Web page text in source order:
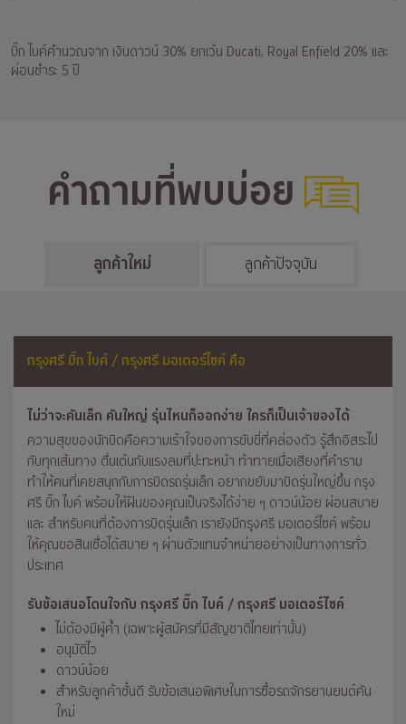
บิ๊ก ไบค์คำนวณจาก เงินดาวน์ 30% ยกเว้น Ducati, Royal Enfield 20% และ
ผ่อนชำระ 5 ปี
คำถามที่พบบ่อย
ลูกค้าใหม่ ลูกค้าปัจจุบัน
กรุงศรี บิ๊ก ไบค์ / กรุงศรี มอเตอร์ไซค์ คือ
ไม่ว่าจะคันเล็ก คันใหญ่ รุ่นไหนก็ออกง่าย ใครก็เป็นเจ้าของได้
ความสุขของนักบิดคือความเร้าใจของการขับขี่ที่คล่องตัว รู้สึกอิสระไป
กับทุกเส้นทาง ตื่นเต้นกับแรงลมที่ปะทะหน้า ท้าทายเมื่อเสียงที่คำราม
ทำให้คนที่เคยสนุกกับการบิดรถรุ่นเล็ก อยากขยับมาบิดรุ่นใหญ่ขึ้น กรุง
ศรี บิ๊ก ไบค์ พร้อมให้ฝันของคุณเป็นจริงได้ง่าย ๆ ดาวน์น้อย ผ่อนสบาย
และ สำหรับคนที่ต้องการบิดรุ่นเล็ก เรายังมีกรุงศรี มอเตอร์ไซค์ พร้อม
ให้คุณขอสินเชื่อได้สบาย ๆ ผ่านตัวแทนจำหน่ายอย่างเป็นทางการทั่ว
ประเทศ
รับข้อเสนอโดนใจกับ กรุงศรี บิ๊ก ไบค์ / กรุงศรี มอเตอร์ไซค์
ไม่ต้องมีผู้ค้ำ (เฉพาะผู้สมัครที่มีสัญชาติไทยเท่านั้น)
อนุมัติไว
ดาวน์น้อย
สำหรับลูกค้าชั้นดี รับข้อเสนอพิเศษในการซื้อรถจักรยานยนต์คัน
ใหม่